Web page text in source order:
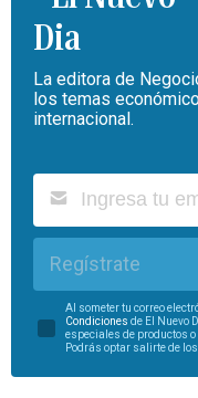
La editora de
los temas
internacional.
Regístrate
Al someter tu correo
Condiciones de El Nuevo
especiales de productos
Podrás optar salirte de